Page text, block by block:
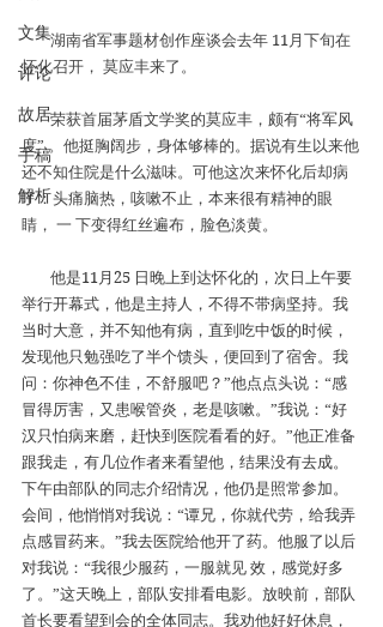
文集
评论
故居
手稿
解析
湖南省军事题材创作座谈会去年 11月下旬在
怀化召开， 莫应丰来了。
荣获首届茅盾文学奖的莫应丰，颇有“将军风
度” 。他挺胸阔步，身体够棒的。据说有生以来他
还不知住院是什么滋味。可他这次来怀化后却病
了：头痛脑热，咳嗽不止，本来很有精神的眼
睛， 一 下变得红丝遍布，脸色淡黄。
他是11月25 日晚上到达怀化的，次日上午要
举行开幕式，他是主持人，不得不带病坚持。我
当时大意，并不知他有病，直到吃中饭的时候，
发现他只勉强吃了半个馈头，便回到了宿舍。我
问：你神色不佳，不舒服吧？”他点点头说：“感
冒得厉害，又患喉管炎，老是咳嗽。”我说：“好
汉只怕病来磨，赶快到医院看看的好。”他正准备
跟我走，有几位作者来看望他，结果没有去成。
下午由部队的同志介绍情况，他仍是照常参加。
会间，他悄悄对我说：“谭兄，你就代劳，给我弄
点感冒药来。”我去医院给他开了药。他服了以后
对我说：“我很少服药，一服就见 效，感觉好多
了。”这天晚上，部队安排看电影。放映前，部队
首长要看望到会的全体同志。我劝他好好休息，